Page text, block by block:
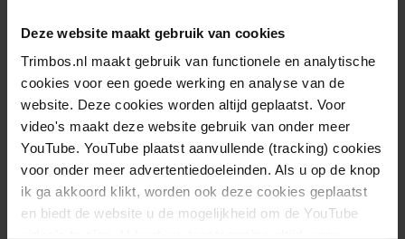
Deze website maakt gebruik van cookies
Trimbos.nl maakt gebruik van functionele en analytische
cookies voor een goede werking en analyse van de
website. Deze cookies worden altijd geplaatst. Voor
video's maakt deze website gebruik van onder meer
YouTube. YouTube plaatst aanvullende (tracking) cookies
voor onder meer advertentiedoeleinden. Als u op de knop
ik ga akkoord klikt, worden ook deze cookies geplaatst
en biedt de website u de mogelijkheid om de YouTube
werken aan een leven zonder GHB
Checklist voor gemeentelijke projectleiders die...
FACTSHEETS
GHB-problematiek vraagt veel inzet vanuit partijen
als de gemeente, politie, verslavingszorg en andere
hulpverlening. Het Trimbos-instituut heeft in
samenwerking met...